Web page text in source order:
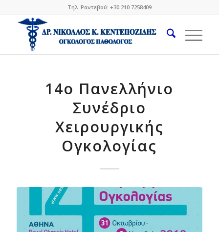
Τηλ. Ραντεβού: +30 210 7258409
14o Πανελλήνιο
Συνέδριο
Χειρουργικής
Ογκολογίας